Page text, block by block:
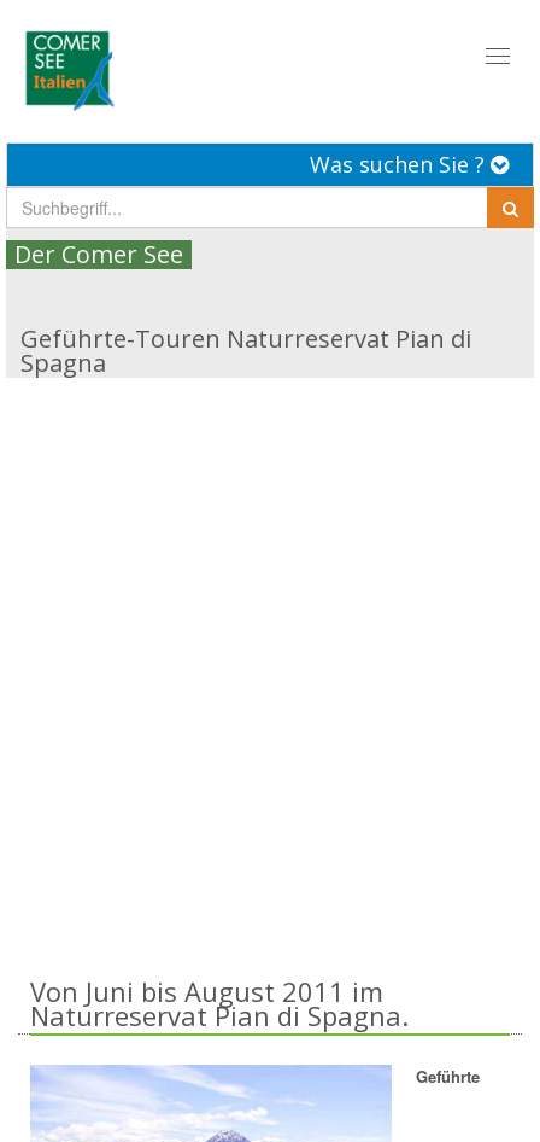
Was suchen Sie ?
Der Comer See
Geführte-Touren Naturreservat Pian di
Spagna
Von Juni bis August 2011 im
Naturreservat Pian di Spagna.
Geführte